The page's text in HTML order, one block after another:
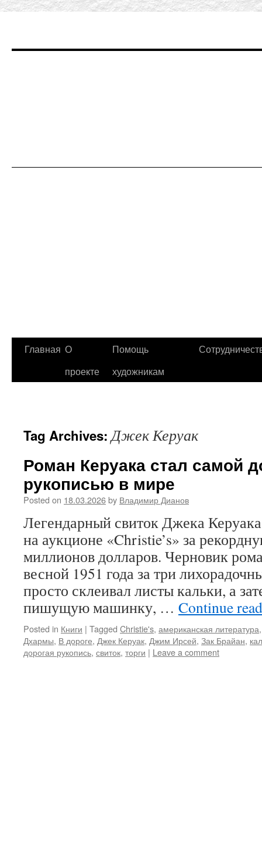
Главная О
проекте
Помощь
художникам
Tag Archives:Джек Керуак
Роман Керуака стал самой
рукописью в мире
Posted on 18.03.2026by Владимир Дианов
Легендарный свиток Джека
на аукционе «Christie’s» за
миллионов долларов. Черновик
весной 1951 года за три
просто склеивал листы кальки, а
пишущую машинку, … Continue
Posted in Книги | Tagged Christie's, американская литература
Дхармы, В дороге, Джек Керуак, Джим Ирсей, Зак Брайан,
дорогая рукопись, свиток, торги | Leave a comment